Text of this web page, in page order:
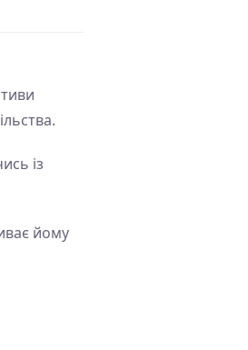
із
йому